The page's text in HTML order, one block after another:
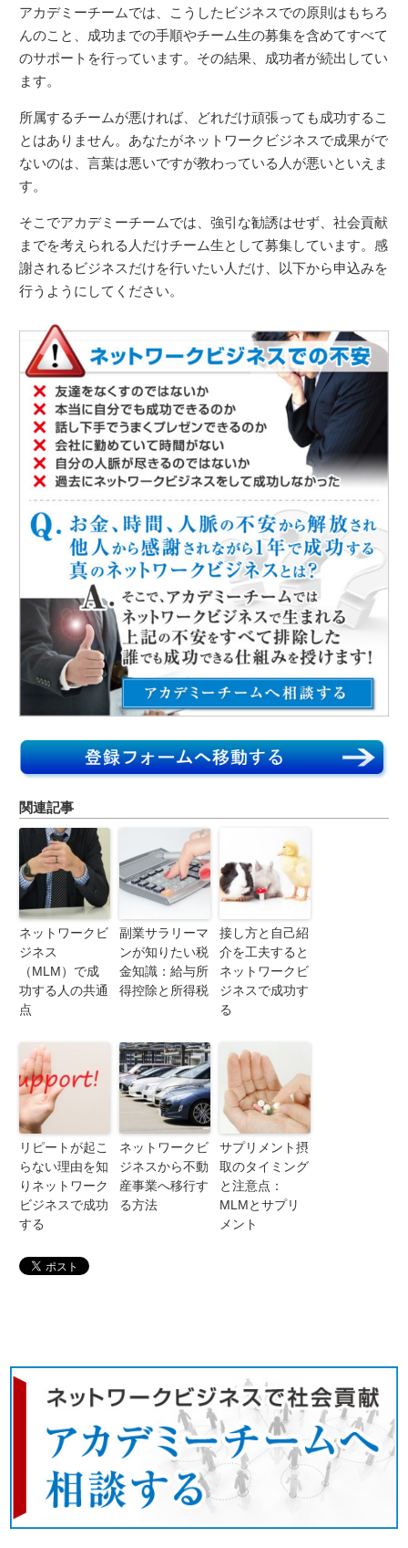
アカデミーチームでは、こうしたビジネスでの原則はもちろ
んのこと、成功までの手順やチーム生の募集を含めてすべて
のサポートを行っています。その結果、成功者が続出してい
ます。
所属するチームが悪ければ、どれだけ頑張っても成功するこ
とはありません。あなたがネットワークビジネスで成果がで
ないのは、言葉は悪いですが教わっている人が悪いといえま
す。
そこでアカデミーチームでは、強引な勧誘はせず、社会貢献
までを考えられる人だけチーム生として募集しています。感
謝されるビジネスだけを行いたい人だけ、以下から申込みを
行うようにしてください。
関連記事
ネットワークビ
ジネス
（MLM）で成
功する人の共通
点
副業サラリーマ
ンが知りたい税
金知識：給与所
得控除と所得税
接し方と自己紹
介を工夫すると
ネットワークビ
ジネスで成功す
る
リピートが起こ
らない理由を知
りネットワーク
ビジネスで成功
する
ネットワークビ
ジネスから不動
産事業へ移行す
る方法
サプリメント摂
取のタイミング
と注意点：
MLMとサプリ
メント